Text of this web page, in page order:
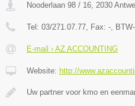
Nooderlaan 98 / 16, 2030
Tel: 03/271.07.77, Fax: -,
E-mail › AZ ACCOUNTING
Website: http://
Uw partner voor kmo en